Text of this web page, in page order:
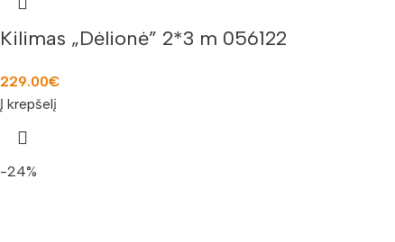
Kilimas „Dėlionė” 2*3 m 056122
229.00€
Į krepšelį
-24%